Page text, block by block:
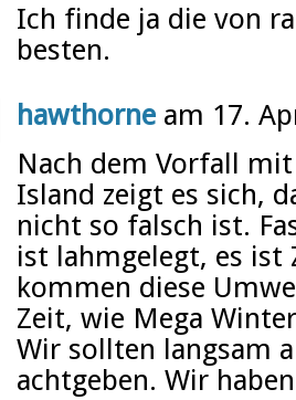
Ich finde ja die von
besten.
hawthorne am 17.
Nach dem Vorfall
Island zeigt es sich,
nicht so falsch ist.
ist lahmgelegt, es ist
kommen diese
Zeit, wie Mega
Wir sollten langsam
achtgeben. Wir